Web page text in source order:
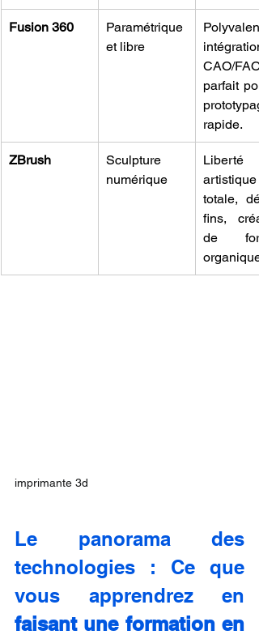
Fusion 360
Paramétrique
et libre
intégration
CAO/FAO,
parfait
rapide.
ZBrush
Sculpture
numérique
Liberté
artistique
totale,
fins,
de
imprimante 3d
Le panorama des
technologies : Ce que
faisant une formation en